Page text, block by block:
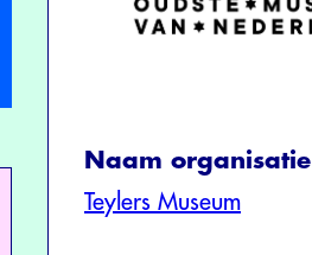
Naam organisatie
Teylers Museum